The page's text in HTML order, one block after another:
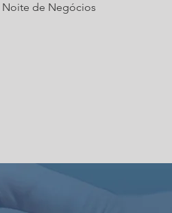
Noite de Negócios